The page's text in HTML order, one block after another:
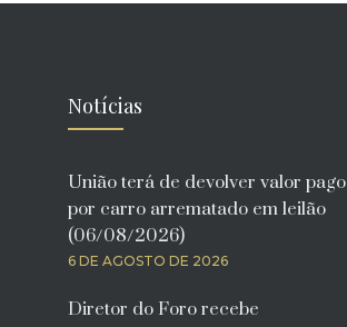
Notícias
União terá de devolver valor pago
por carro arrematado em leilão
(06/08/2026)
6 DE AGOSTO DE 2026
Diretor do Foro recebe